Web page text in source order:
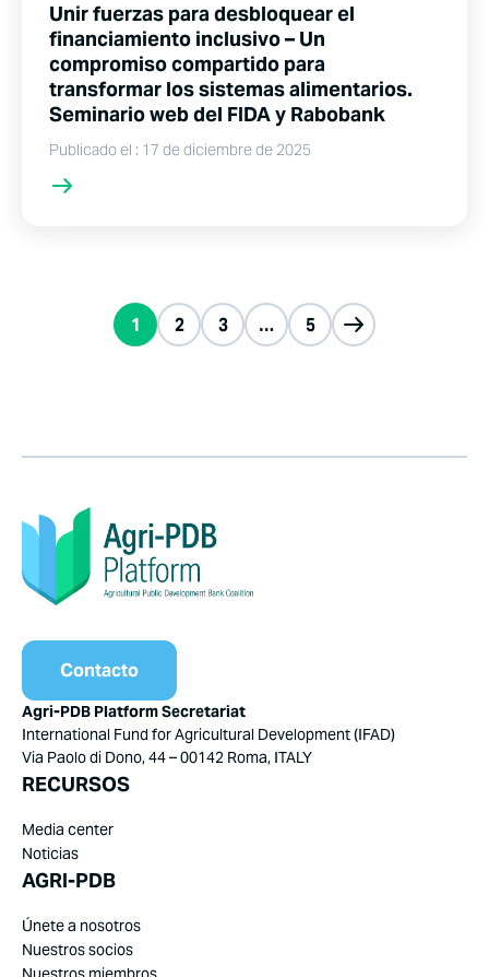
Unir fuerzas para desbloquear el
financiamiento inclusivo – Un
compromiso compartido para
transformar los sistemas alimentarios.
Seminario web del FIDA y Rabobank
Publicado el : 17 de diciembre de 2025
1 2 3 … 5
Contacto
Agri-PDB Platform Secretariat
International Fund for Agricultural Development (IFAD)
Via Paolo di Dono, 44 – 00142 Roma, ITALY
RECURSOS
Media center
Noticias
AGRI-PDB
Únete a nosotros
Nuestros socios